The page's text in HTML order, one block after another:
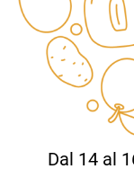
Dal 14 al